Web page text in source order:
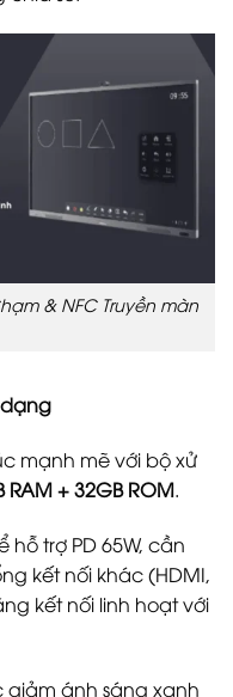
& NFC Truyền màn
dạng
mạnh mẽ với bộ xử
RAM + 32GB ROM.
hỗ trợ PD 65W, cần
kết nối khác (HDMI,
kết nối linh hoạt với
giảm ánh sáng xanh